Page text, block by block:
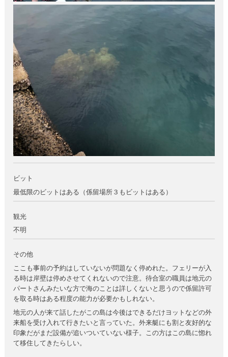
ビット
最低限のビットはある（係留場所３もビットはある）
観光
不明
その他
ここも事前の予約はしていないが問題なく停めれた。フェリーが入
る時は岸壁は停めさせてくれないので注意。待合室の職員は地元の
パートさんみたいな方で海のことは詳しくないと思うので係留許可
を取る時はある程度の能力が必要かもしれない。
地元の人が来て話したがこの島は今後はできるだけヨットなどの外
来船を受け入れて行きたいと言っていた。外来艇にも割と友好的な
印象だがまだ設備が追いついていない様子。この方はこの島に惚れ
て移住してきたらしい。